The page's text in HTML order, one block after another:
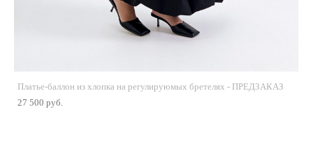
Платье-баллон из хлопка на регулируюмых бретелях - ПРЕДЗАКАЗ
27 500 pуб.